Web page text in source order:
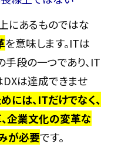
にあるものではな
を意味します。ITは
段の一つであり、IT
は達成できませ
には、ITだけでなく、
企業文化の変革な
が必要です。